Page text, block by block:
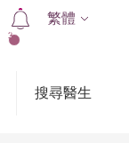
搜尋醫生
2
繁體